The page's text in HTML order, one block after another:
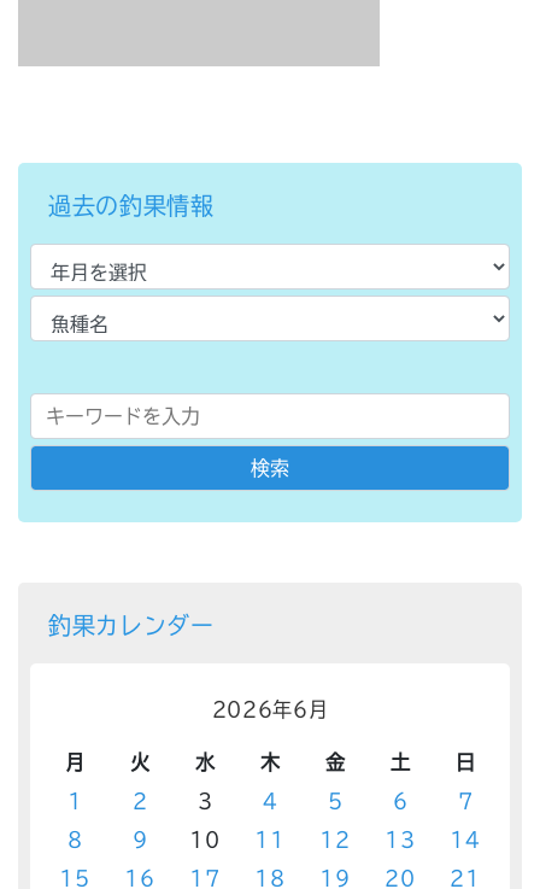
過去の釣果情報
釣果カレンダー
2026年6月
月 火 水 木 金 土
日
1
2 3 4 5 6
7
8
9 10 11 12 13
14
15
16 17 18 19 20
21